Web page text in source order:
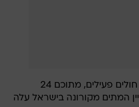
בסך הכול, יש 7,403 חולים פעילים, מתוכם 24
המתים מקורונה בישראל עלה